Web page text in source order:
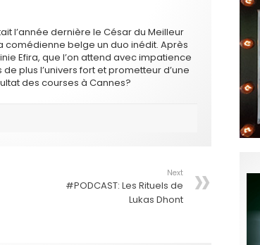
l’année dernière le César du Meilleur
comédienne belge un duo inédit. Après
Efira, que l’on attend avec impatience
plus l’univers fort et prometteur d’une
des courses à Cannes?
Next
#PODCAST: Les Rituels de
Lukas Dhont